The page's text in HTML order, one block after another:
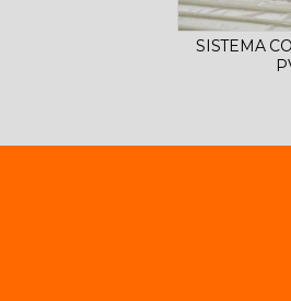
SISTEMA